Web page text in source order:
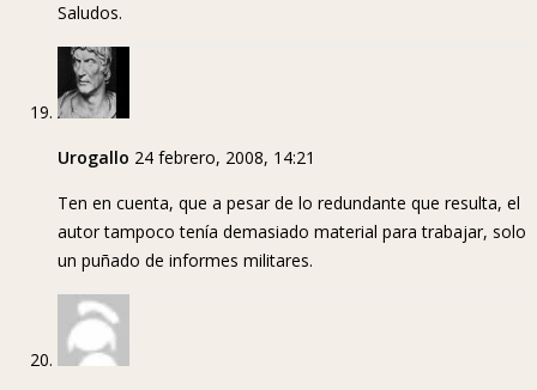
Saludos.
Urogallo 24 febrero, 2008, 14:21
Ten en cuenta, que a pesar de lo redundante que resulta, el
autor tampoco tenía demasiado material para trabajar, solo
un puñado de informes militares.